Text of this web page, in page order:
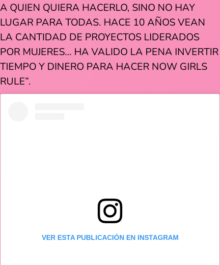
A QUIEN QUIERA HACERLO, SINO NO HAY
LUGAR PARA TODAS. HACE 10 AÑOS VEAN
LA CANTIDAD DE PROYECTOS LIDERADOS
POR MUJERES… HA VALIDO LA PENA INVERTIR
TIEMPO Y DINERO PARA HACER NOW GIRLS
RULE”.
VER ESTA PUBLICACIÓN EN INSTAGRAM